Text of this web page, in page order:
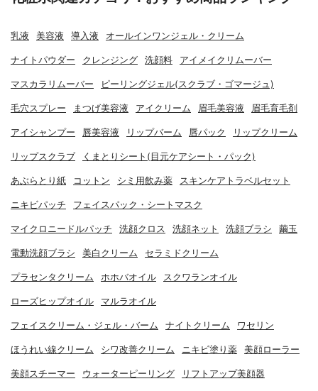
乳液 美容液 導入液 オールインワンジェル・クリーム
ナイトパウダー クレンジング 洗顔料 アイメイクリムーバー
マスカラリムーバー ピーリングジェル(スクラブ・ゴマージュ)
毛穴スプレー まつげ美容液 アイクリーム 眉毛美容液 眉毛育毛剤
アイシャンプー 唇美容液 リップバーム 唇パック リップクリーム
リップスクラブ くまとりシート(目元ケアシート・パック)
あぶらとり紙 コットン シミ用飲み薬 スキンケアトラベルセット
ニキビパッチ フェイスパック・シートマスク
マイクロニードルパッチ 洗顔クロス 洗顔ネット 洗顔ブラシ 繭玉
電動洗顔ブラシ 美白クリーム セラミドクリーム
プラセンタクリーム ホホバオイル スクワランオイル
ローズヒップオイル マルラオイル
フェイスクリーム・ジェル・バーム ナイトクリーム ワセリン
ほうれい線クリーム シワ改善クリーム ニキビ塗り薬 美顔ローラー
美顔スチーマー ウォーターピーリング リフトアップ美顔器